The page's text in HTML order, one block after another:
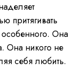
притягивать
Она
Она никого не
себя любить.